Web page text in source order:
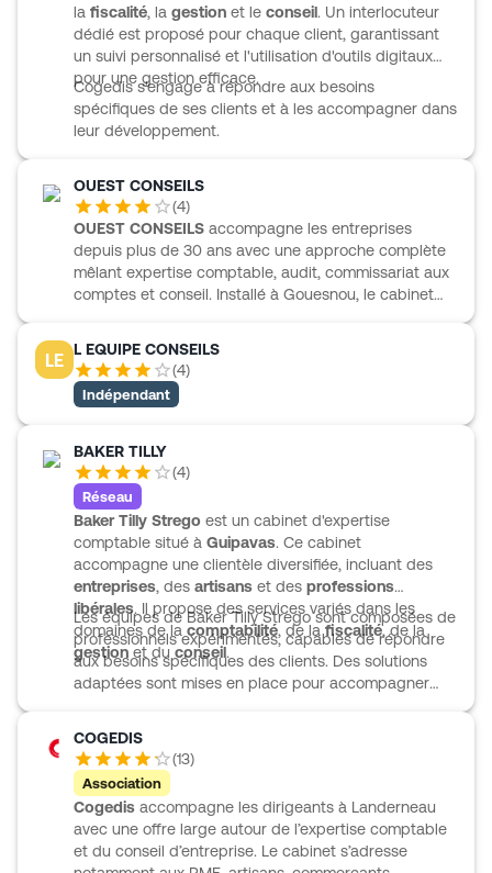
la fiscalité, la gestion et le conseil. Un interlocuteur
dédié est proposé pour chaque client, garantissant
un suivi personnalisé et l'utilisation d'outils digitaux
pour une gestion efficace.
Cogedis s'engage à répondre aux besoins
spécifiques de ses clients et à les accompagner dans
leur développement.
OUEST CONSEILS
(4)
OUEST CONSEILS accompagne les entreprises
depuis plus de 30 ans avec une approche complète
mêlant expertise comptable, audit, commissariat aux
comptes et conseil. Installé à Gouesnou, le cabinet
transmission. Ses équipes s’appuient aussi sur des
compétences sectorielles affirmées, notamment dans
le transport, le nautisme, les associations, l’hôtellerie-
maritime, la santé ou le commerce. Le cabinet
propose également des outils numériques pour
faciliter le suivi des données et accompagner les
besoins liés à la facture électronique.
LE
L EQUIPE CONSEILS
(4)
Indépendant
BAKER TILLY
(4)
Réseau
Baker Tilly Strego est un cabinet d'expertise
comptable situé à Guipavas. Ce cabinet
accompagne une clientèle diversifiée, incluant des
entreprises, des artisans et des professions
libérales. Il propose des services variés dans les
domaines de la comptabilité, de lafiscalité, de la
gestion et du conseil.
Les équipes de Baker Tilly Strego sont composées de
professionnels expérimentés, capables de répondre
aux besoins spécifiques des clients. Des solutions
adaptées sont mises en place pour accompagner
COGEDIS
(13)
Association
Cogedis accompagne les dirigeants à Landerneau
avec une offre large autour de l’expertise comptable
et du conseil d’entreprise. Le cabinet s’adresse